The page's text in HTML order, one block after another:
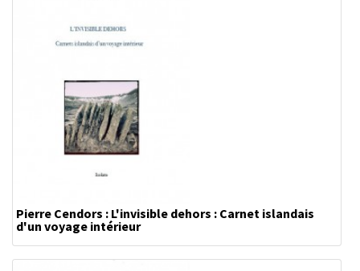
Pierre Cendors : L'invisible dehors : Carnet islandais
d'un voyage intérieur